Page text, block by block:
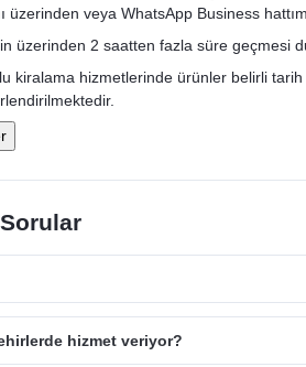
üzerinden veya WhatsApp Business
üzerinden 2 saatten fazla süre geçmesi
kiralama hizmetlerinde ürünler belirli tarih
hizmet veriyor?